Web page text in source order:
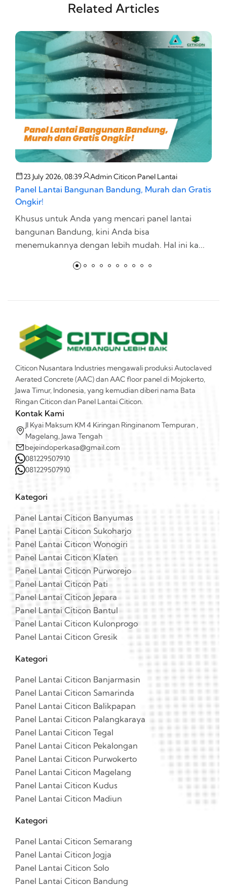
Related Articles
23 July 2026, 08:39 Admin Citicon Panel Lantai
Panel Lantai Bangunan Bandung, Murah dan Gratis
Ongkir!
Khusus untuk Anda yang mencari panel lantai
bangunan Bandung, kini Anda bisa
menemukannya dengan lebih mudah. Hal ini ka...
Citicon Nusantara Industries mengawali produksi Autoclaved
Aerated Concrete (AAC) dan AAC floor panel di Mojokerto,
Jawa Timur, Indonesia, yang kemudian diberi nama Bata
Ringan Citicon dan Panel Lantai Citicon.
Kontak Kami
Jl Kyai Maksum KM 4 Kiringan Ringinanom Tempuran ,
Magelang, Jawa Tengah
bejeindoperkasa@gmail.com
081229507910
081229507910
Kategori
Panel Lantai Citicon Banyumas
Panel Lantai Citicon Sukoharjo
Panel Lantai Citicon Wonogiri
Panel Lantai Citicon Klaten
Panel Lantai Citicon Purworejo
Panel Lantai Citicon Pati
Panel Lantai Citicon Jepara
Panel Lantai Citicon Bantul
Panel Lantai Citicon Kulonprogo
Panel Lantai Citicon Gresik
Kategori
Panel Lantai Citicon Banjarmasin
Panel Lantai Citicon Samarinda
Panel Lantai Citicon Balikpapan
Panel Lantai Citicon Palangkaraya
Panel Lantai Citicon Tegal
Panel Lantai Citicon Pekalongan
Panel Lantai Citicon Purwokerto
Panel Lantai Citicon Magelang
Panel Lantai Citicon Kudus
Panel Lantai Citicon Madiun
Kategori
Panel Lantai Citicon Semarang
Panel Lantai Citicon Jogja
Panel Lantai Citicon Solo
Panel Lantai Citicon Bandung